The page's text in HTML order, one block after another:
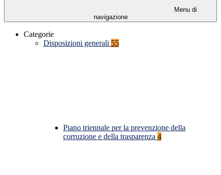
Menu di
navigazione
Categorie
Disposizioni generali 55
Piano triennale per la prevenzione della
corruzione e della trasparenza 4